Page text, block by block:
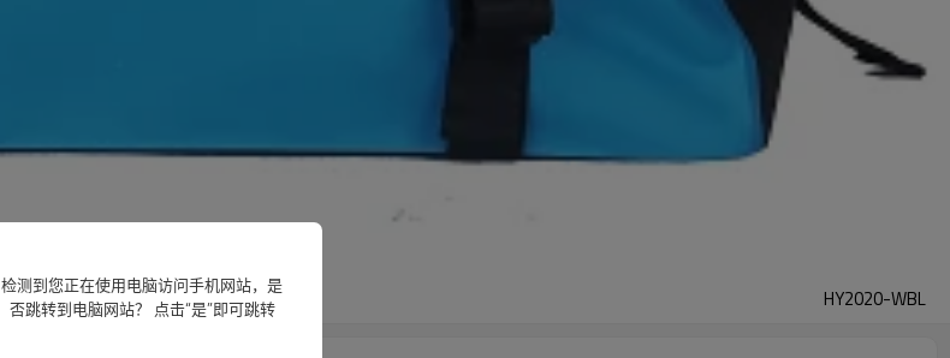
HY2020-WBL
检测到您正在使用电脑访问手机网站，是
否跳转到电脑网站？ 点击“是”即可跳转